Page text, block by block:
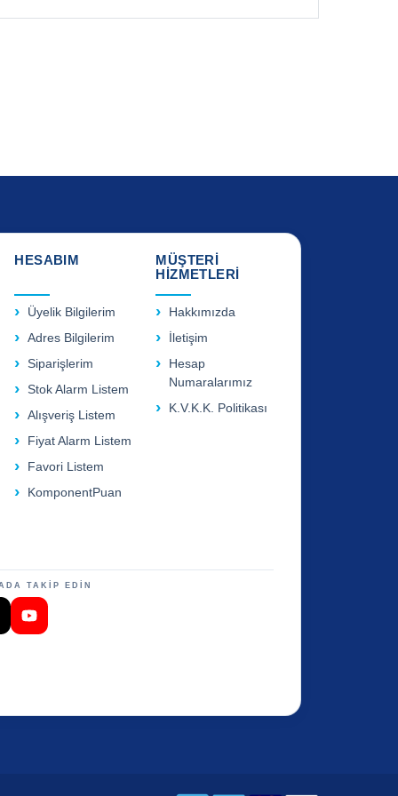
HESABIM
Üyelik Bilgilerim
Adres Bilgilerim
Siparişlerim
Stok Alarm Listem
Alışveriş Listem
Fiyat Alarm Listem
Favori Listem
KomponentPuan
MÜŞTERİ
HİZMETLERİ
Hakkımızda
İletişim
Hesap
Numaralarımız
K.V.K.K. Politikası
TAKİP EDİN